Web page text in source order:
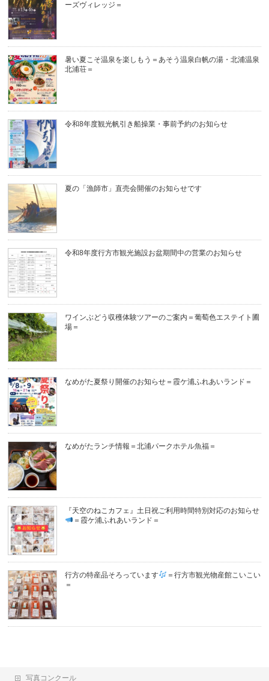
ーズヴィレッジ＝
暑い夏こそ温泉を楽しもう＝あそう温泉白帆の湯・北浦温泉
北浦荘＝
令和8年度観光帆引き船操業・事前予約のお知らせ
夏の「漁師市」直売会開催のお知らせです
令和8年度行方市観光施設お盆期間中の営業のお知らせ
ワインぶどう収穫体験ツアーのご案内＝葡萄色エステイト圃
場＝
なめがた夏祭り開催のお知らせ＝霞ケ浦ふれあいランド＝
なめがたランチ情報＝北浦パークホテル魚福＝
『天空のねこカフェ』土日祝ご利用時間特別対応のお知らせ
＝霞ケ浦ふれあいランド＝
行方の特産品そろっています
＝行方市観光物産館こいこい
＝
写真コンクール